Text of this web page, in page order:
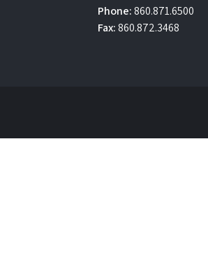
Phone:860.871.6500
Fax:860.872.3468